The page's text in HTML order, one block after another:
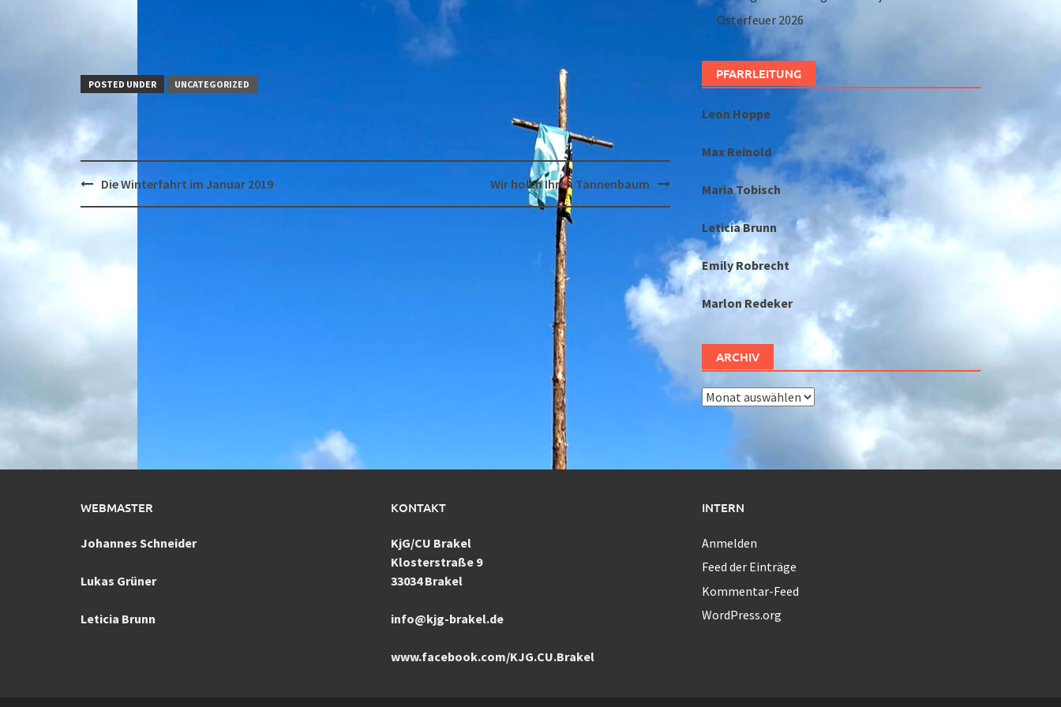
POSTED UNDER UNCATEGORIZED
Post
navigation
Die Winterfahrt im Januar 2019 Wir holen Ihren Tannenbaum
Osterfeuer 2026
PFARRLEITUNG
Leon Hoppe
Max Reinold
Maria Tobisch
Leticia Brunn
Emily Robrecht
Marlon Redeker
ARCHIV
Archiv
WEBMASTER
Johannes Schneider
Lukas Grüner
Leticia Brunn
KONTAKT
KjG/CU Brakel
Klosterstraße 9
33034 Brakel
info@kjg-brakel.de
www.facebook.com/KJG.CU.Brakel
INTERN
Anmelden
Feed der Einträge
Kommentar-Feed
WordPress.org